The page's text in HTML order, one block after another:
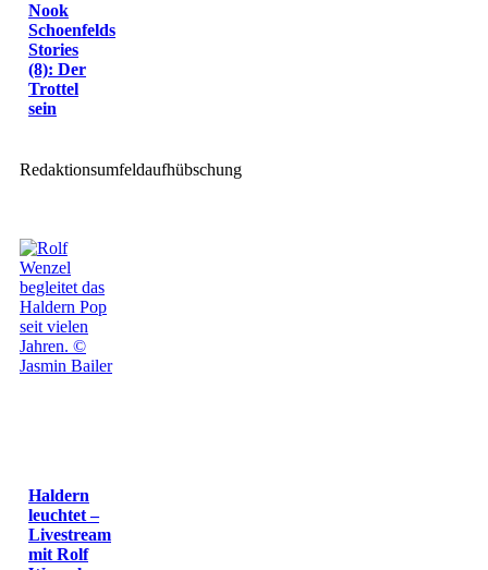
Nook
Schoenfelds
Stories
(8): Der
Trottel
sein
Redaktionsumfeldaufhübschung
Haldern
leuchtet –
Livestream
mit Rolf